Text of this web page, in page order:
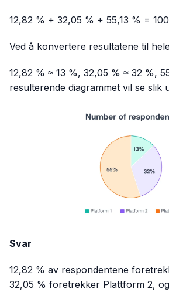
12,82 % + 32,05 % + 55,13 % =
Ved å konvertere resultatene til
12,82 % ≈ 13 %, 32,05 % ≈ 32 %,
resulterende diagrammet vil se slik
Svar
12,82 % av respondentene
32,05 % foretrekker Plattform 2, og